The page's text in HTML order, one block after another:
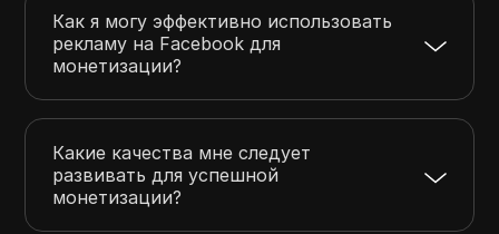
Как я могу эффективно использовать
рекламу на Facebook для
монетизации?
Какие качества мне следует
развивать для успешной
монетизации?